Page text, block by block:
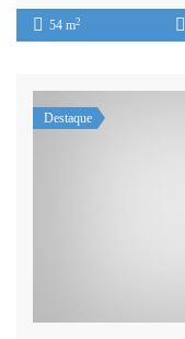
54 m2
Destaque